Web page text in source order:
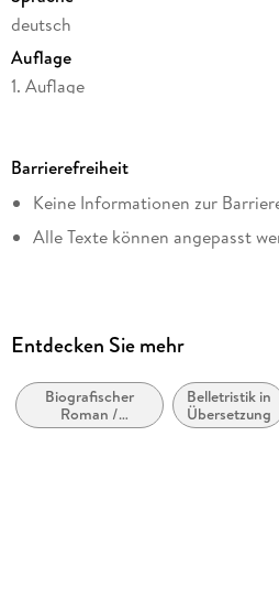
deutsch
Auflage
1. Auflage
Dateigröße
1,23 MB
Reihe
Roger Van De Velde
Annette Wunschel
Verlag/Hersteller
Barrierefreiheit
Keine Informationen zur
Alle Texte können angepasst
Entdecken Sie mehr
Biografischer
Roman /
Autobiografischer
Belletristik in
Übersetzung